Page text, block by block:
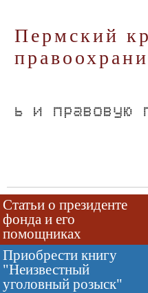
Пермский
Статьи о президенте
фонда и его
помощниках
Приобрести книгу
"Неизвестный
уголовный розыск"